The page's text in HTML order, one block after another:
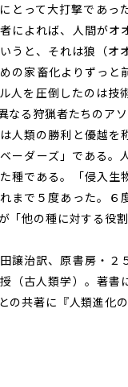
とって大打撃であ
によれば、人間が
うと、それは狼（オ
の家畜化よりずっ
人を圧倒したのは
なる狩猟者たちのア
人類の勝利と優越を
ーダーズ」である
種である。「侵入
まで５度あった。
「他の種に対する役
譲治訳、原書房・
（古人類学）。著
の共著に『人類進化